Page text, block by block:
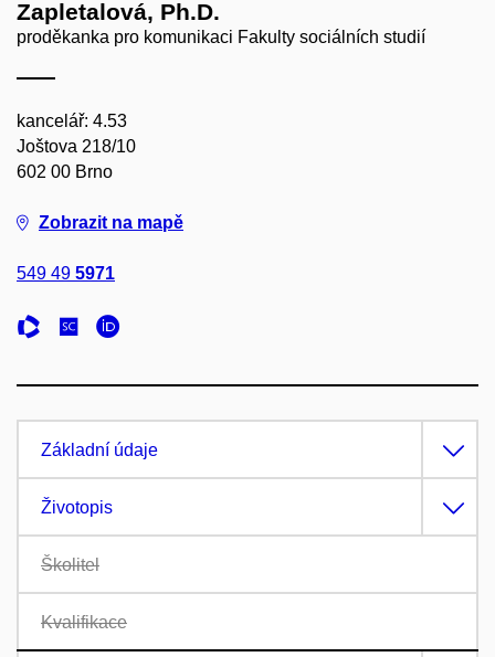
Zapletalová, Ph.D.
proděkanka pro komunikaci Fakulty sociálních studií
kancelář: 4.53
Joštova 218/10
602 00 Brno
Zobrazit na mapě
549 49 5971
Základní údaje
Životopis
Školitel
Kvalifikace